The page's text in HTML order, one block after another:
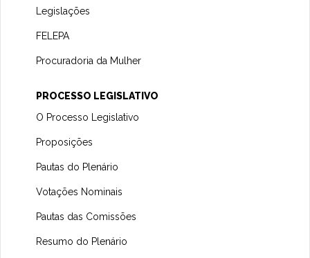
Legislações
FELEPA
Procuradoria da Mulher
PROCESSO LEGISLATIVO
O Processo Legislativo
Proposições
Pautas do Plenário
Votações Nominais
Pautas das Comissões
Resumo do Plenário